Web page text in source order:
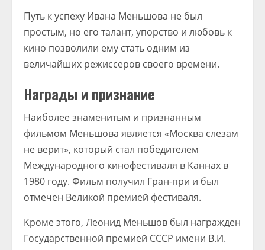
Путь к успеху Ивана Меньшова не был
простым, но его талант, упорство и любовь к
кино позволили ему стать одним из
величайших режиссеров своего времени.
Награды и признание
Наиболее знаменитым и признанным
фильмом Меньшова является «Москва слезам
не верит», который стал победителем
Международного кинофестиваля в Каннах в
1980 году. Фильм получил Гран-при и был
отмечен Великой премией фестиваля.
Кроме этого, Леонид Меньшов был награжден
Государственной премией СССР имени В.И.